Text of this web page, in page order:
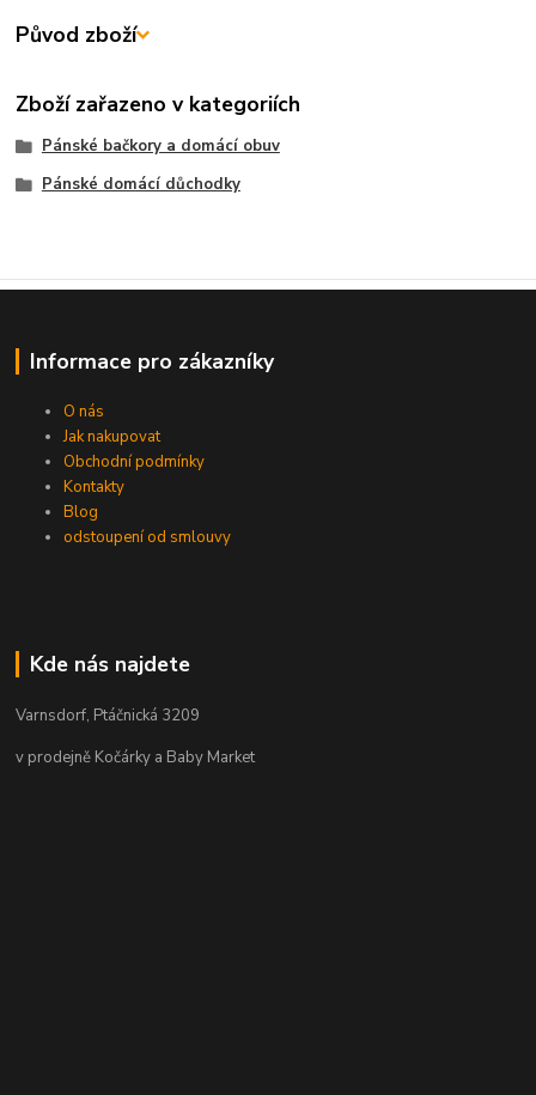
Původ zboží
Zboží zařazeno v kategoriích
Pánské bačkory a domácí obuv
Pánské domácí důchodky
Informace pro zákazníky
O nás
Jak nakupovat
Obchodní podmínky
Kontakty
Blog
odstoupení od smlouvy
Kde nás najdete
Varnsdorf, Ptáčnická 3209
v prodejně Kočárky a Baby Market